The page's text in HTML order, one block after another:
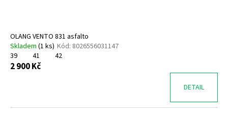
OLANG VENTO 831 asfalto
Skladem (1 ks) Kód: 8026556031147
39
41 42
2 900 Kč
DETAIL